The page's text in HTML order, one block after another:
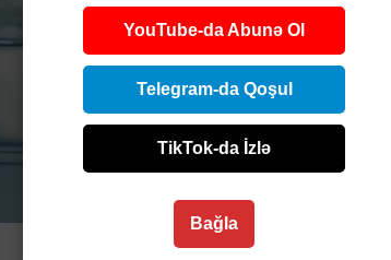
YouTube-da Abunə Ol
Telegram-da Qoşul
TikTok-da İzlə
Bağla